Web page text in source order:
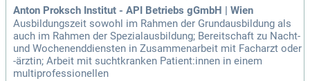
Anton Proksch Institut - API Betriebs gGmbH | Wien
Ausbildungszeit sowohl im Rahmen der Grundausbildung als
auch im Rahmen der Spezialausbildung; Bereitschaft zu Nacht-
und Wochenenddiensten in Zusammenarbeit mit Facharzt oder
-ärztin; Arbeit mit suchtkranken Patient:innen in einem
multiprofessionellen